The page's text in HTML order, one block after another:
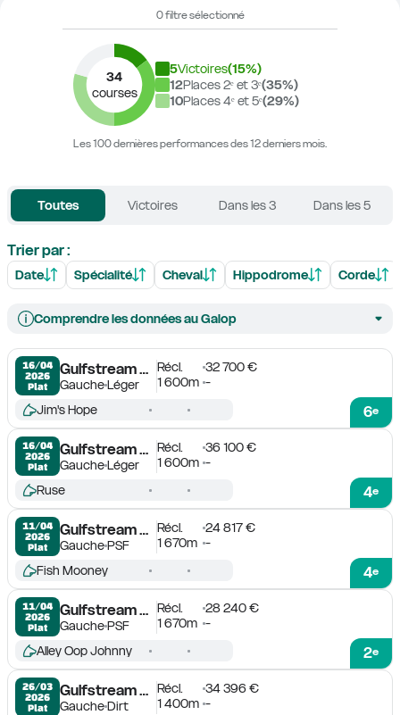
0 filtre sélectionné
34
courses
5Victoires(15%)
12Places 2ᵉ et 3ᵉ(35%)
10Places 4ᵉ et 5ᵉ(29%)
Les 100 dernières performances des 12 derniers mois.
Toutes Victoires Dans les 3 Dans les 5
Trier par :
Date Spécialité Cheval Hippodrome Corde
Comprendre les données au Galop
16/04
2026
Plat
Gulfstream Park
GaucheLéger
Récl.
32 700 €
1 600m -
6e
Jim's Hope
16/04
2026
Plat
Gulfstream Park
GaucheLéger
Récl.
36 100 €
1 600m -
4e
Ruse
11/04
2026
Plat
Gulfstream Park
GauchePSF
Récl.
24 817 €
1 670m -
4e
Fish Mooney
11/04
2026
Plat
Gulfstream Park
GauchePSF
Récl.
28 240 €
1 670m -
2e
Alley Oop Johnny
26/03
2026
Plat
Gulfstream Park
GaucheDirt
Récl.
34 396 €
1 400m -